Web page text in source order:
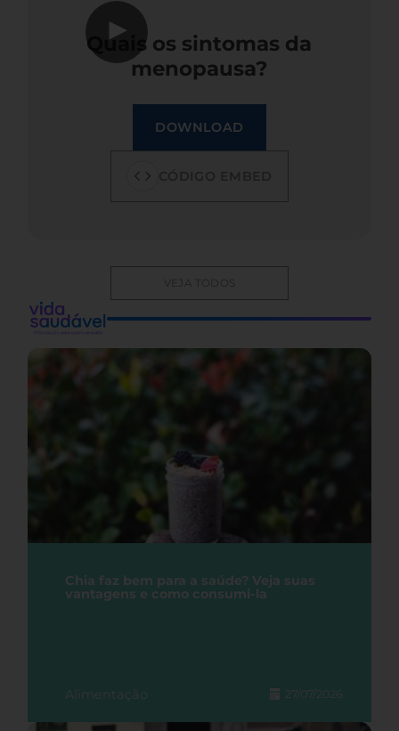
▶
Quais os sintomas da
menopausa?
DOWNLOAD
VEJA TODOS
Chia faz bem para a saúde? Veja suas
vantagens e como consumi-la
Alimentação 27/07/2026